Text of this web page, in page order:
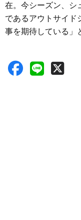
在。今シーズン、シ
であるアウトサイド
事を期待している」